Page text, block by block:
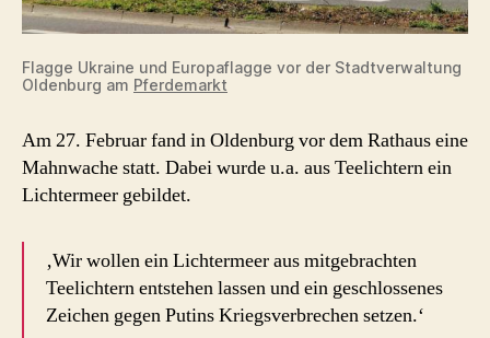
Flagge Ukraine und Europaflagge vor der Stadtverwaltung
Oldenburg am Pferdemarkt
Am 27. Februar fand in Oldenburg vor dem Rathaus eine
Mahnwache statt. Dabei wurde u.a. aus Teelichtern ein
Lichtermeer gebildet.
‚Wir wollen ein Lichtermeer aus mitgebrachten
Teelichtern entstehen lassen und ein geschlossenes
Zeichen gegen Putins Kriegsverbrechen setzen.‘